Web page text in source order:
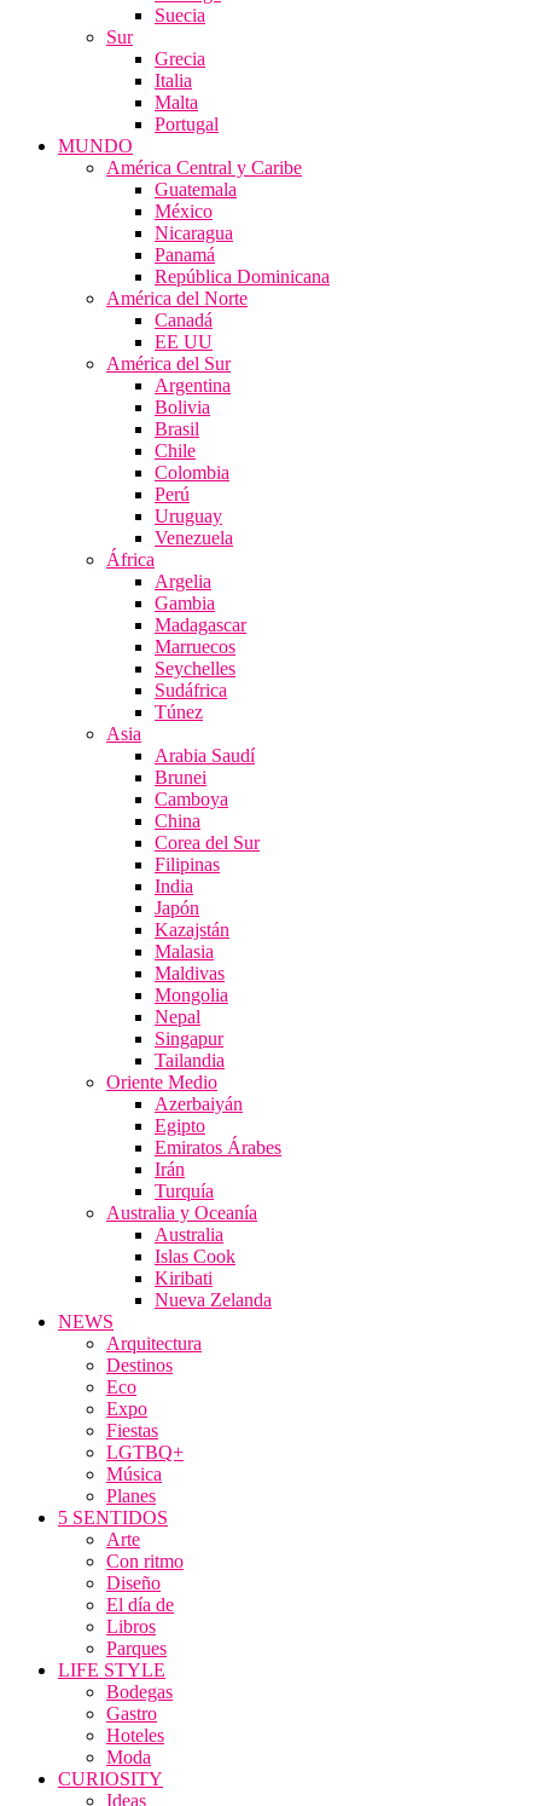
Suecia
Sur
Grecia
Italia
Malta
Portugal
MUNDO
América Central y Caribe
Guatemala
México
Nicaragua
Panamá
República Dominicana
América del Norte
Canadá
EE UU
América del Sur
Argentina
Bolivia
Brasil
Chile
Colombia
Perú
Uruguay
Venezuela
África
Argelia
Gambia
Madagascar
Marruecos
Seychelles
Sudáfrica
Túnez
Asia
Arabia Saudí
Brunei
Camboya
China
Corea del Sur
Filipinas
India
Japón
Kazajstán
Malasia
Maldivas
Mongolia
Nepal
Singapur
Tailandia
Oriente Medio
Azerbaiyán
Egipto
Emiratos Árabes
Irán
Turquía
Australia y Oceanía
Australia
Islas Cook
Kiribati
Nueva Zelanda
NEWS
Arquitectura
Destinos
Eco
Expo
Fiestas
LGTBQ+
Música
Planes
5 SENTIDOS
Arte
Con ritmo
Diseño
El día de
Libros
Parques
LIFE STYLE
Bodegas
Gastro
Hoteles
Moda
CURIOSITY
Ideas